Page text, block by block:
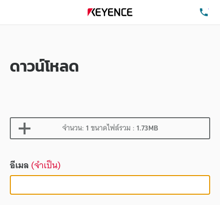
ดาวน์โหลด
จำนวน:1ขนาดไฟล์รวม :1.73MB
อีเมล(จำเป็น)